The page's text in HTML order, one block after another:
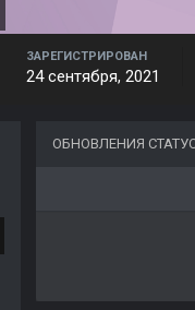
ЗАРЕГИСТРИРОВАН
24 сентября, 2021
ОБНОВЛЕНИЯ